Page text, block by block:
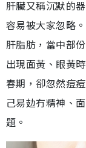
肝臟又稱沉默的
容易被大家忽略
肝脂肪，當中部
出現面黃、眼黃
春期，卻忽然痘
己易攰冇精神、
題。